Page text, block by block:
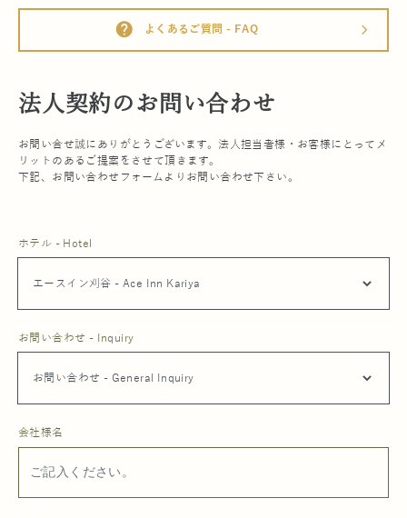
help よくあるご質問 - FAQ arrow_forward_ios
法人契約のお問い合わせ
お問い合せ誠にありがとうございます。法人担当者様・お客様にとってメ
リットのあるご提案をさせて頂きます。
下記、お問い合わせフォームよりお問い合わせ下さい。
ホテル - Hotel
お問い合わせ - Inquiry
会社様名